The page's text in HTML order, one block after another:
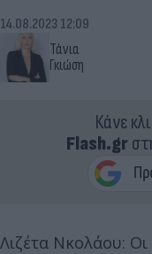
Τάνια
Γκιώση
14.08.2023 12:09
Κάνε
Flash.gr
Λιζέτα Νκολάου: Οι